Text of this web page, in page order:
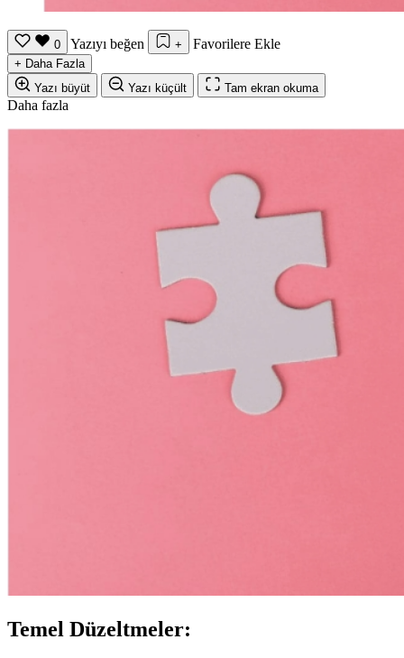
0 Yazıyı beğen + Favorilere Ekle
+ Daha Fazla
Yazı büyüt
Yazı küçült Tam ekran okuma
Daha fazla
Temel Düzeltmeler:​